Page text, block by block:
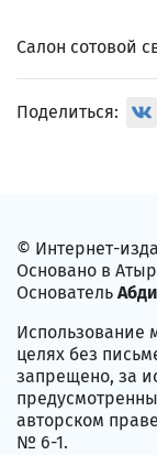
Салон сотовой
Поделиться:
© Интернет-
Основано в
Основатель
Использование
целях без
запрещено, за
авторском
№ 6-1.